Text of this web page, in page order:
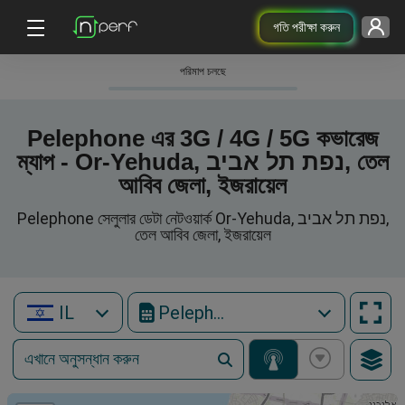
গতি পরীক্ষা করুন
পরিমাপ চলছে
Pelephone এর 3G / 4G / 5G কভারেজ
ম্যাপ - Or-Yehuda, נפת תל אביב, তেল
আবিব জেলা, ইজরায়েল
Pelephone সেলুলার ডেটা নেটওয়ার্ক Or-Yehuda, נפת תל אביב,
তেল আবিব জেলা, ইজরায়েল
IL Pelephone